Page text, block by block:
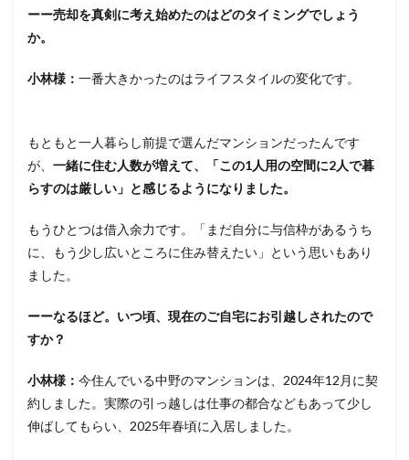
ーー売却を真剣に考え始めたのはどのタイミングでしょう
か。
小林様： 一番大きかったのはライフスタイルの変化です。
もともと一人暮らし前提で選んだマンションだったんです
が、 一緒に住む人数が増えて、「この1人用の空間に2人で暮
らすのは厳しい」と感じるようになりました。
もうひとつは借入余力です。「まだ自分に与信枠があるうち
に、もう少し広いところに住み替えたい」という思いもあり
ました。
ーーなるほど。いつ頃、現在のご自宅にお引越しされたので
すか？
小林様： 今住んでいる中野のマンションは、2024年12月に契
約しました。実際の引っ越しは仕事の都合などもあって少し
伸ばしてもらい、2025年春頃に入居しました。